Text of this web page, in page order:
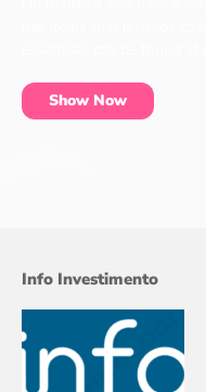
Show Now
Info Investimento